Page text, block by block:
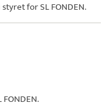
styret forSL FONDEN.
FONDEN.